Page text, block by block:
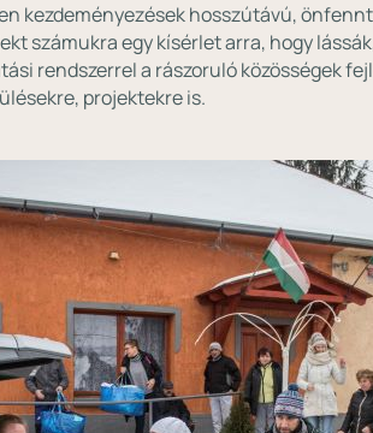
kezdeményezések hosszútávú,
számukra egy kísérlet arra, hogy
rendszerrel a rászoruló közösségek
projektekre is.